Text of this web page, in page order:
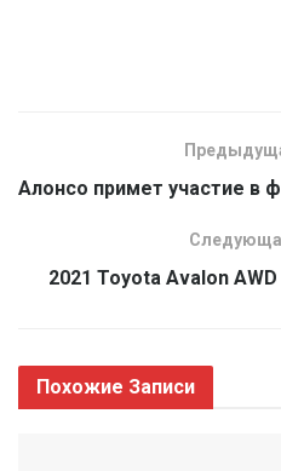
Алонсо примет участие в
2021 Toyota Avalon
Похожие Записи